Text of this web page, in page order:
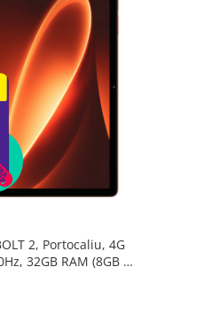
2, Portocaliu, 4G
32GB RAM (8GB +